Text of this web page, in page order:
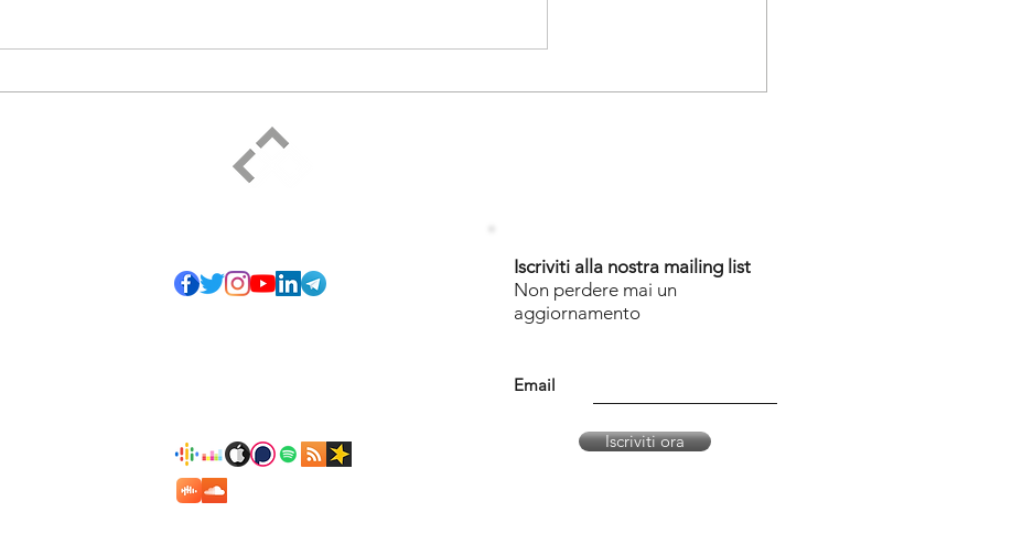
Iscriviti alla nostra mailing list
Non perdere mai un
aggiornamento
Email
Iscriviti ora